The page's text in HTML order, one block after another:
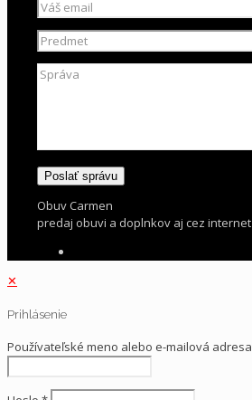
Obuv Carmen
predaj obuvi a doplnkov aj cez internet
✕
Prihlásenie
Používateľské meno alebo e-mailová adresa